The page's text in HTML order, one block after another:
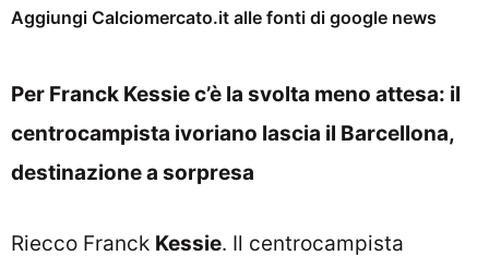
Aggiungi Calciomercato.it alle fonti di google news
Per Franck Kessie c’è la svolta meno attesa: il
centrocampista ivoriano lascia il Barcellona,
destinazione a sorpresa
Riecco Franck Kessie. Il centrocampista